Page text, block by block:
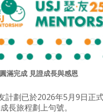
滿完成 見證成長與感恩
計劃已於2026年5月9日正
長旅程劃上句號。